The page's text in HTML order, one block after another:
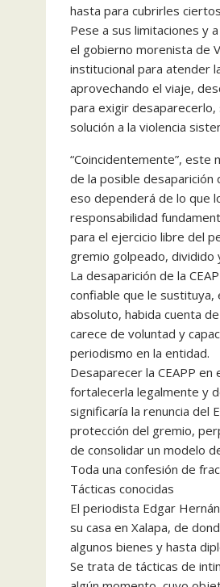
hasta para cubrirles
Pese a sus limitaciones y
el gobierno morenista de
institucional para atender
aprovechando el viaje,
para exigir
solución a la violencia
“Coincidentemente”, este
de la posible
eso dependerá de lo que
responsabilidad
para el ejercicio libre del
gremio golpeado, dividido
La desaparición de la
confiable que le sustituya,
absoluto, habida cuenta
carece de voluntad y
periodismo en la entidad.
Desaparecer la CEAPP
fortalecerla legalmente y
significaría la renuncia del
protección del gremio,
de consolidar un modelo
Toda una confesión de
Tácticas conocidas
El periodista Edgar
su casa en Xalapa, de
algunos bienes y hasta
Se trata de tácticas de